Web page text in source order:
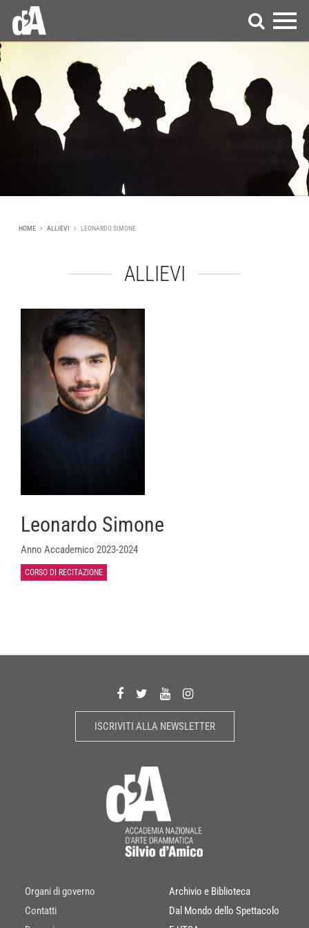
HOME ALLIEVI LEONARDO SIMONE
ALLIEVI
Leonardo Simone
Anno Accademico 2023-2024
CORSO DI RECITAZIONE
ISCRIVITI ALLA NEWSLETTER
Organi di governo
Contatti
Archivio e Biblioteca
Dal Mondo dello Spettacolo